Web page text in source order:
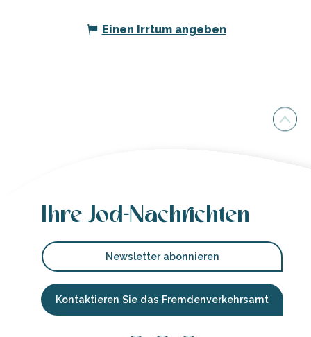
Einen Irrtum angeben
Ihre Jod-Nachrichten
Newsletter abonnieren
Kontaktieren Sie das Fremdenverkehrsamt